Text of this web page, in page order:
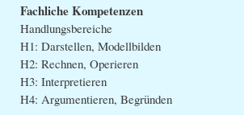
Fachliche Kompetenzen
Handlungsbereiche
H1: Darstellen, Modellbilden
H2: Rechnen, Operieren
H3: Interpretieren
H4: Argumentieren, Begründen